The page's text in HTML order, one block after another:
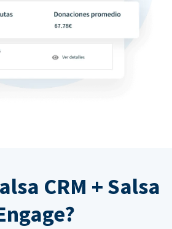
CRM + Salsa